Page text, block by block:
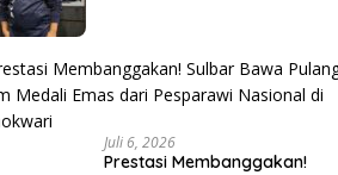
Juli 6, 2026
Prestasi Membanggakan!